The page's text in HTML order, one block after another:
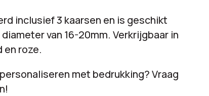
inclusief 3 kaarsen en is geschikt
van 16-20mm. Verkrijgbaar in
en roze.
met bedrukking? Vraag